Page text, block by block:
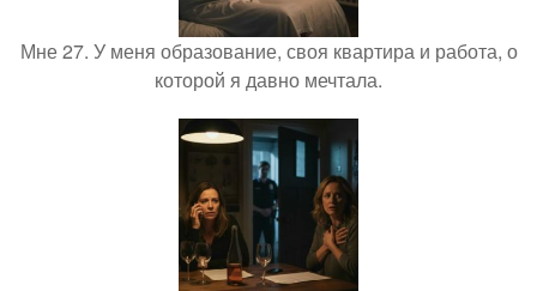
Мне 27. У меня образование, своя квартира и работа, о
которой я давно мечтала.